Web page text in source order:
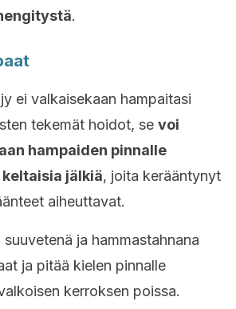
.
ei valkaisekaan hampaitasi
tekemät hoidot, se voi
hampaiden pinnalle
jälkiä, joita kerääntynyt
aiheuttavat.
ja hammastahnana
ja pitää kielen pinnalle
kerroksen poissa.